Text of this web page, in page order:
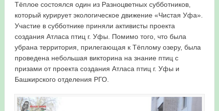
Тёплое состоялся один из Разноцветных субботников,
который курирует экологическое движение «Чистая Уфа».
Участие в субботнике приняли активисты проекта
создания Атласа птиц г. Уфы. Помимо того, что была
убрана территория, прилегающая к Тёплому озеру, была
проведена небольшая викторина на знание птиц с
призами от проекта создания Атласа птиц г. Уфы и
Башкирского отделения РГО.